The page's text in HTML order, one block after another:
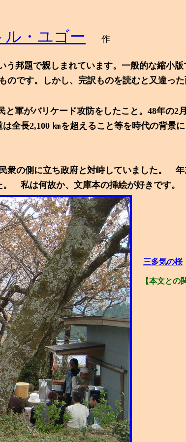
ル・ユゴー 作
う邦題で親しまれています。一般的な縮小
です。しかし、完訳ものを読むと又違った
と軍がバリケード攻防をしたこと。 48年の2
全長2,100 ㎞を超えること等を時代の背景
衆の側に立ち政府と対峙していました。
。 私は何故か、文庫本の挿絵が好きです。
三多気の桜
【本文との